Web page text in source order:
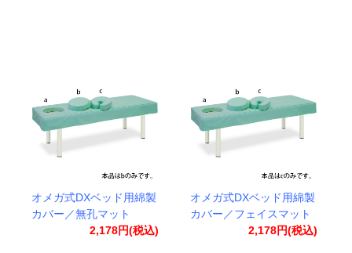
オメガ式DXベッド用綿製
カバー／無孔マット
2,178円(税込)
オメガ式DXベッド用綿製
カバー／フェイスマット
2,178円(税込)